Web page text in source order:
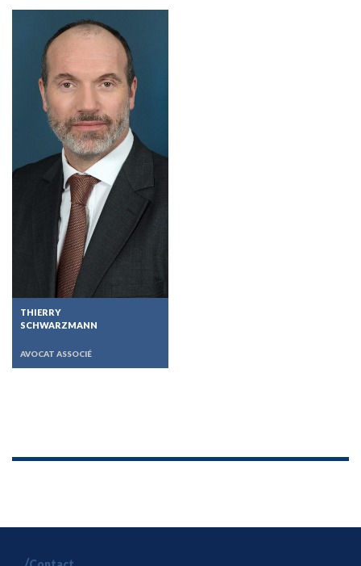
THIERRY
SCHWARZMANN
AVOCAT ASSOCIÉ